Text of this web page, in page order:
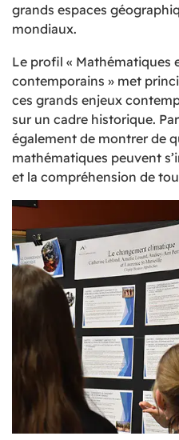
grands espaces
mondiaux.
Le profil « Mathématiques
contemporains » met
ces grands enjeux
sur un cadre historique.
également de montrer de
mathématiques peuvent
et la compréhension de